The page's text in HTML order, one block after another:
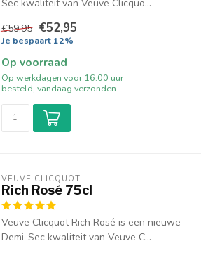
Sec kwaliteit van Veuve Clicquo...
€59,95 €52,95
Je bespaart 12%
Op voorraad
Op werkdagen voor 16:00 uur
besteld, vandaag verzonden
VEUVE CLICQUOT
Rich Rosé 75cl
Veuve Clicquot Rich Rosé is een nieuwe
Demi-Sec kwaliteit van Veuve C...